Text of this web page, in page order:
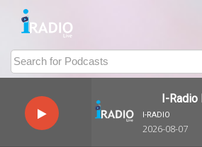
I-Radio
I-RADIO
2026-08-07